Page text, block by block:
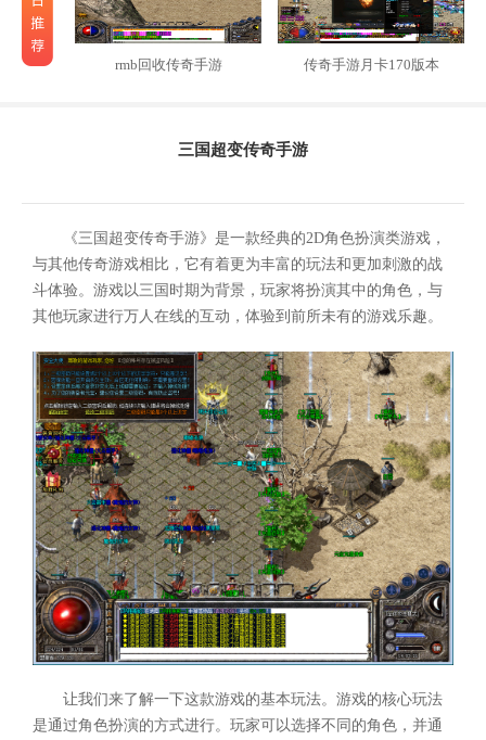
rmb回收传奇手游 传奇手游月卡170版本
三国超变传奇手游
《三国超变传奇手游》是一款经典的2D角色扮演类游戏，
与其他传奇游戏相比，它有着更为丰富的玩法和更加刺激的战
斗体验。游戏以三国时期为背景，玩家将扮演其中的角色，与
其他玩家进行万人在线的互动，体验到前所未有的游戏乐趣。
让我们来了解一下这款游戏的基本玩法。游戏的核心玩法
是通过角色扮演的方式进行。玩家可以选择不同的角色，并通